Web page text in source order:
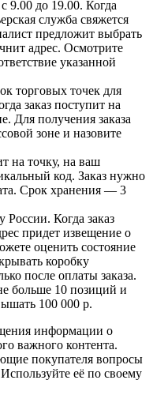
9.00 до 19.00. Когда
служба свяжется
предложит выбрать
адрес. Осмотрите
указанной
торговых точек для
заказ поступит на
Для получения заказа
зоне и назовите
на точку, на ваш
код. Заказ нужно
Срок хранения — 3
России. Когда заказ
придет извещение о
оценить состояние
коробку
после оплаты заказа.
больше 10 позиций и
100 000 р.
информации о
важного контента.
покупателя вопросы
её по своему